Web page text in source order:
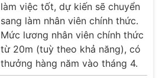
làm việc tốt, dự kiến sẽ chuyển
sang làm nhân viên chính thức.
Mức lương nhân viên chính thức
từ 20m (tuỳ theo khả năng), có
thưởng hàng năm vào tháng 4.